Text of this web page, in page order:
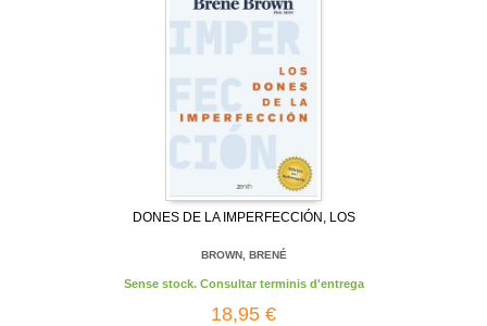
DONES DE LA IMPERFECCIÓN, LOS
BROWN, BRENÉ
Sense stock. Consultar terminis d'entrega
18,95 €